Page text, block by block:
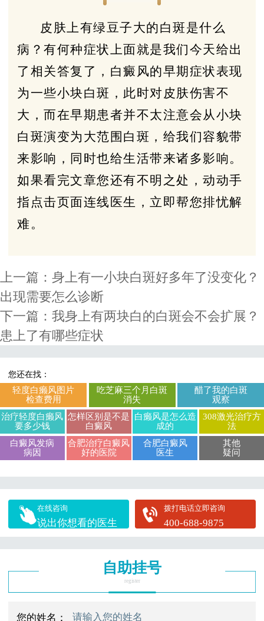
皮肤上有绿豆子大的白斑是什么
病？有何种症状上面就是我们今天给出
了相关答复了，白癜风的早期症状表现
为一些小块白斑，此时对皮肤伤害不
大，而在早期患者并不太注意会从小块
白斑演变为大范围白斑，给我们容貌带
来影响，同时也给生活带来诸多影响。
如果看完文章您还有不明之处，动动手
指点击页面连线医生，立即帮您排忧解
难。
上一篇： 身上有一小块白斑好多年了没变化？
出现需要怎么诊断
下一篇： 我身上有两块白的白斑会不会扩展？
患上了有哪些症状
您还在找：
轻度白癞风图片
检查费用
吃芝麻三个月白斑
消失
醋了我的白斑
观察
治疗轻度白癞风
要多少钱
怎样区别是不是
白癜风
白癞风是怎么造
成的
308激光治疗方
法
白癜风发病
病因
合肥治疗白癜风
好的医院
合肥白癜风
医生
其他
疑问
在线咨询
说出你想看的医生
拨打电话立即咨询
400-688-9875
自助挂号
register
您的姓名：